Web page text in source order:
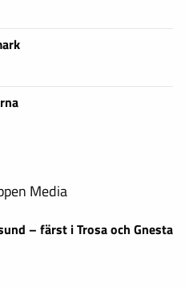
Media
– färst i Trosa och Gnesta